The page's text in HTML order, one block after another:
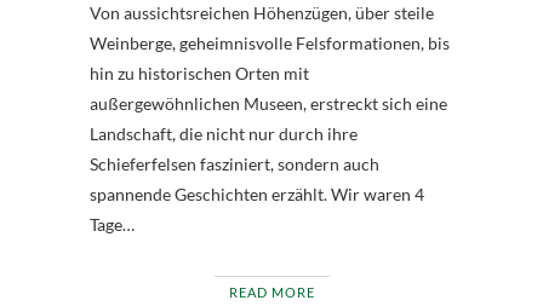
Von aussichtsreichen Höhenzügen, über steile
Weinberge, geheimnisvolle Felsformationen, bis
hin zu historischen Orten mit
außergewöhnlichen Museen, erstreckt sich eine
Landschaft, die nicht nur durch ihre
Schieferfelsen fasziniert, sondern auch
spannende Geschichten erzählt. Wir waren 4
Tage…
READ MORE